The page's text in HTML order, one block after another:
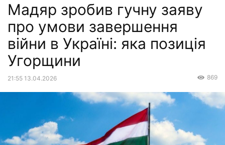
Мадяр зробив гучну заяву
про умови завершення
війни в Україні: яка позиція
Угорщини
21:55 13.04.2026 869